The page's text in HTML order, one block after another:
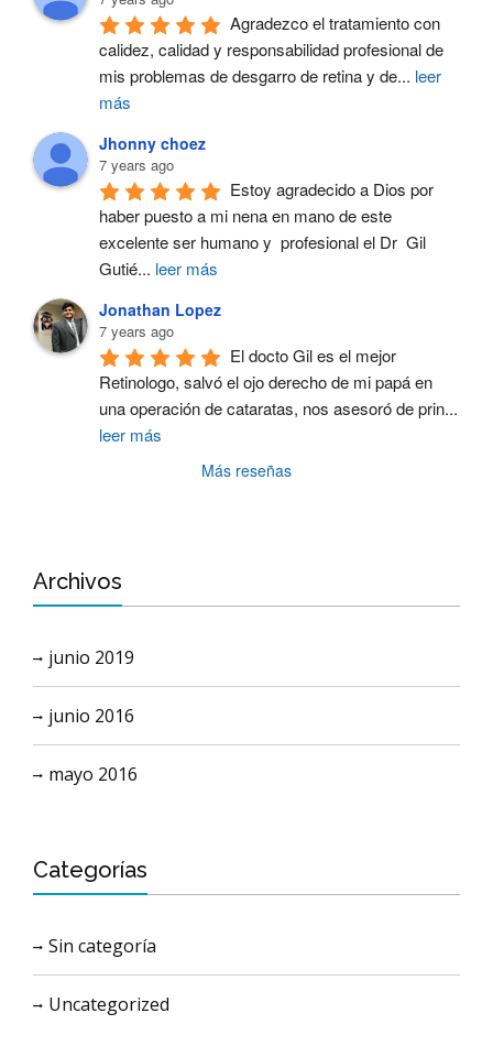
Agradezco el tratamiento con
calidez, calidad y responsabilidad profesional de
mis problemas de desgarro de retina y de... leer
más
Jhonny choez
7 years ago
Estoy agradecido a Dios por
haber puesto a mi nena en mano de este
excelente ser humano y  profesional el Dr  Gil
Gutié... leer más
Jonathan Lopez
7 years ago
El docto Gil es el mejor
Retinologo, salvó el ojo derecho de mi papá en
una operación de cataratas, nos asesoró de prin...
leer más
Más reseñas
Archivos
junio 2019
junio 2016
mayo 2016
Categorías
Sin categoría
Uncategorized